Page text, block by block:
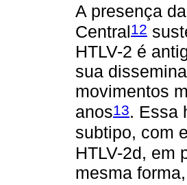
A presença
Central12
HTLV-2 é
sua
movimentos
anos13. Essa
subtipo, com
HTLV-2d, em
mesma